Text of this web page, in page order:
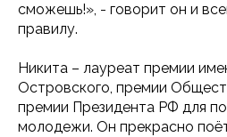
сможешь!», - говорит он и
правилу.
Никита – лауреат премии
Островского, премии
премии Президента РФ для
молодежи. Он прекрасно